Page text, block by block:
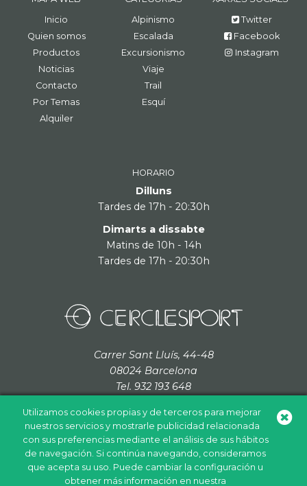
Utilizamos cookies propias y de terceros para mejorar
nuestros servicios y mostrarle publicidad relacionada
con sus preferencias mediante el análisis de sus hábitos
de navegación. Si continúa navegando, consideramos
que acepta su uso. Puede cambiar la configuración u
obtener más información en nuestra
Inicio
Quien somos
Productos
Noticias
Contacto
Por Temas
Alquiler
Alpinismo
Escalada
Excursionismo
Viaje
Trail
Esquí
Twitter
Facebook
Instagram
HORARIO
Dilluns
Tardes de 17h - 20:30h
Dimarts a dissabte
Matins de 10h - 14h
Tardes de 17h - 20:30h
Carrer Sant Lluís, 44-48
08024 Barcelona
Tel. 932 193 648
Política de cookies Política de privacidad Aviso legal